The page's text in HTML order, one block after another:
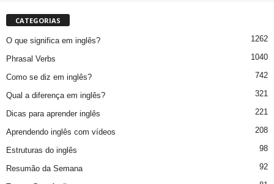
CATEGORIAS
O que significa em inglês? 1262
Phrasal Verbs 1040
Como se diz em inglês? 742
Qual a diferença em inglês? 321
Dicas para aprender inglês 221
Aprendendo inglês com vídeos 208
Estruturas do inglês 98
Resumão da Semana 92